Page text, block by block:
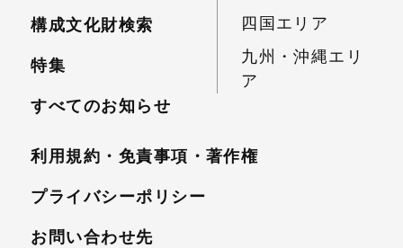
構成文化財検索
特集
すべてのお知らせ
四国エリア
九州・沖縄エリ
ア
利用規約・免責事項・著作権
プライバシーポリシー
お問い合わせ先